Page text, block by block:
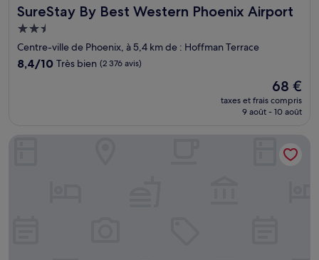
SureStay By Best Western Phoenix Airport
SureStay By Best Western Phoenix Airport
Hébergement
2.5 étoiles
Centre-ville de Phoenix, à 5,4 km de : Hoffman Terrace
8.4
8,4/10 Très bien (2 376 avis)
Le
nouveau
prix
de
68 €
68 €
taxes et frais compris
9 août - 10 août